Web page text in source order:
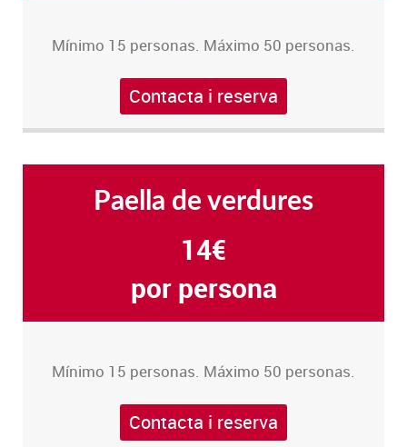
Mínimo 15 personas. Máximo 50 personas.
Contacta i reserva
Paella de verdures
14€
por persona
Mínimo 15 personas. Máximo 50 personas.
Contacta i reserva